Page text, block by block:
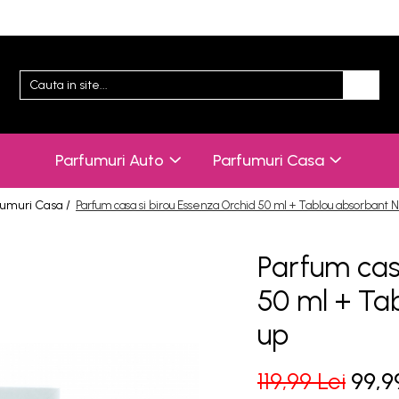
Parfumuri Auto Parfumuri Casa
Casa / Parfum casa si birou Essenza Orchid 50 ml + Tablou absorbant
Parfum
50 ml +
up
119,99 Lei